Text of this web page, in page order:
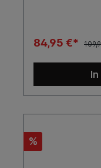
84,95 €*
%